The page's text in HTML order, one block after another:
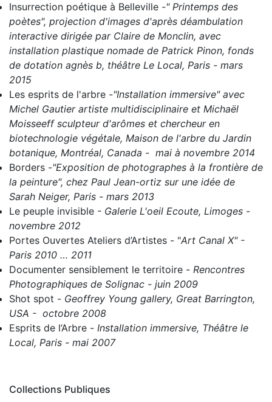
Insurrection poétique à Belleville -" Printemps des
poètes", projection d'images d'après déambulation
interactive dirigée par Claire de Monclin, avec
installation plastique nomade de Patrick Pinon, fonds
de dotation agnès b, théâtre Le Local, Paris - mars
2015
Les esprits de l'arbre -"Installation immersive" avec
Michel Gautier artiste multidisciplinaire et Michaël
Moisseeff sculpteur d'arômes et chercheur en
biotechnologie végétale, Maison de l'arbre du Jardin
botanique, Montréal, Canada - mai à novembre 2014
Borders -"Exposition de photographes à la frontière de
la peinture", chez Paul Jean-ortiz sur une idée de
Sarah Neiger, Paris - mars 2013
Le peuple invisible - Galerie L'oeil Ecoute, Limoges -
novembre 2012
Portes Ouvertes Ateliers d’Artistes - "Art Canal X" -
Paris 2010 … 2011
Documenter sensiblement le territoire - Rencontres
Photographiques de Solignac - juin 2009
Shot spot - Geoffrey Young gallery, Great Barrington,
USA - octobre 2008
Esprits de l’Arbre - Installation immersive, Théâtre le
Local, Paris - mai 2007
Collections Publiques